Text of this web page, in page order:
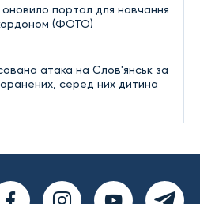
оновило портал для навчання
(ФОТО)
атака на Слов'янськ за
серед них дитина